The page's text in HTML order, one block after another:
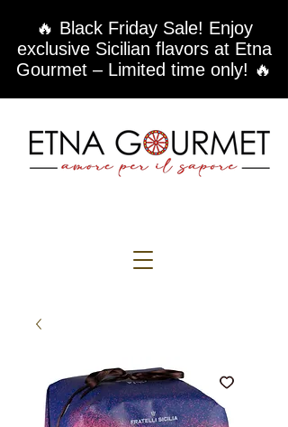
🔥 Black Friday Sale! Enjoy
exclusive Sicilian flavors at Etna
Gourmet – Limited time only! 🔥